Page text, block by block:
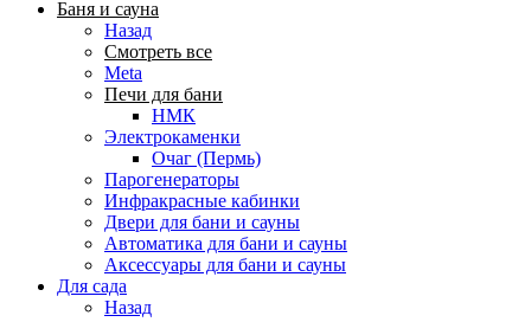
Баня и сауна
Назад
Смотреть все
Meta
Печи для бани
НМК
Электрокаменки
Очаг (Пермь)
Парогенераторы
Инфракрасные кабинки
Двери для бани и сауны
Автоматика для бани и сауны
Аксессуары для бани и сауны
Для сада
Назад